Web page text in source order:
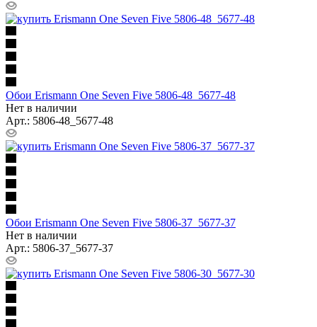
Обои Erismann One Seven Five 5806-48_5677-48
Нет в наличии
Арт.: 5806-48_5677-48
Обои Erismann One Seven Five 5806-37_5677-37
Нет в наличии
Арт.: 5806-37_5677-37